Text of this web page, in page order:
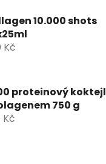
10.000 shots
Kč
proteinový koktejl
750 g
Kč